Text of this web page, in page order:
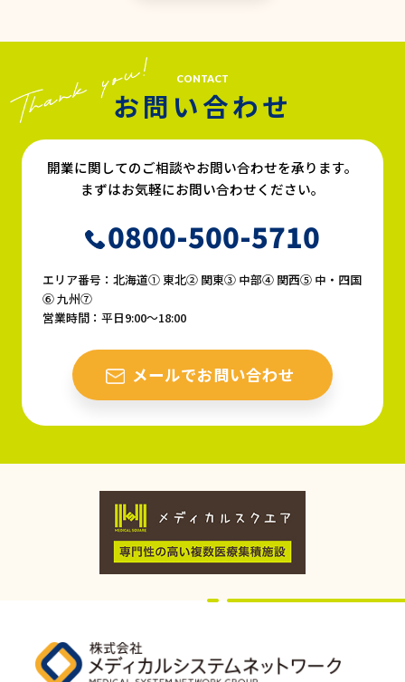
CONTACT
お問い合わせ
開業に関してのご相談やお問い合わせを承ります。
まずはお気軽にお問い合わせください。
0800-500-5710
エリア番号：北海道① 東北② 関東③ 中部④ 関西⑤ 中・四国
⑥ 九州⑦
営業時間：平日9:00〜18:00
メールでお問い合わせ